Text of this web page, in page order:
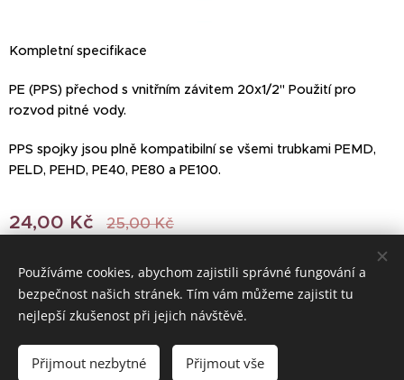
Kompletní specifikace
PE (PPS) přechod s vnitřním závitem 20x1/2" Použití pro
rozvod pitné vody.
PPS spojky jsou plně kompatibilní se všemi trubkami PEMD,
PELD, PEHD, PE40, PE80 a PE100.
24,00 Kč 25,00Kč
© 2022 Všechna práva vyhrazena
Používáme cookies, abychom zajistili správné fungování a
bezpečnost našich stránek. Tím vám můžeme zajistit tu
nejlepší zkušenost při jejich návštěvě.
Přijmout nezbytné Přijmout vše